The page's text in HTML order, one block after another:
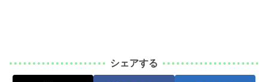
シェアする